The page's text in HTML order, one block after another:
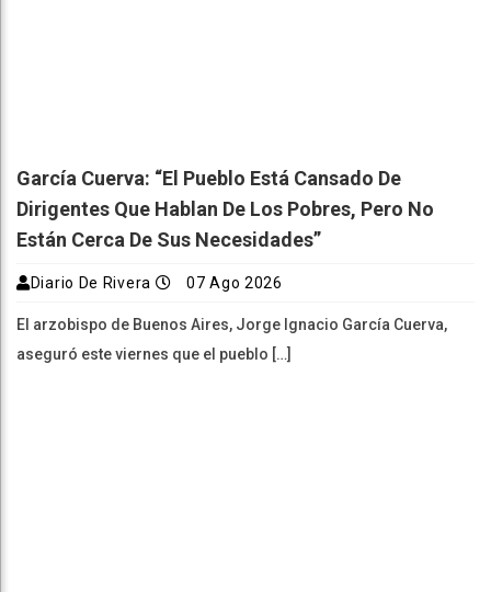
García Cuerva: “El Pueblo Está Cansado De
Dirigentes Que Hablan De Los Pobres, Pero No
Están Cerca De Sus Necesidades”
Diario De Rivera 07 Ago 2026
El arzobispo de Buenos Aires, Jorge Ignacio García Cuerva,
aseguró este viernes que el pueblo […]